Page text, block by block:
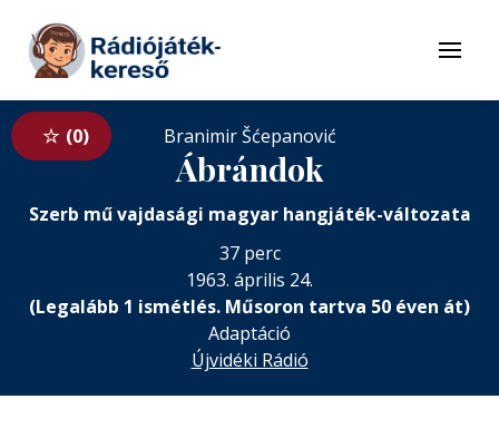
Tovább a tartalomhoz
Menü
0 Branimir Šćepanović
Ábrándok
Szerb mű vajdasági magyar hangjáték-változata
37 perc
1963. április 24.
(Legalább 1 ismétlés. Műsoron tartva 50 éven át)
Adaptáció
Újvidéki Rádió